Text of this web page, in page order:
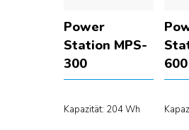
Power
Station MPS-
300
Kapazität: 204 Wh
600